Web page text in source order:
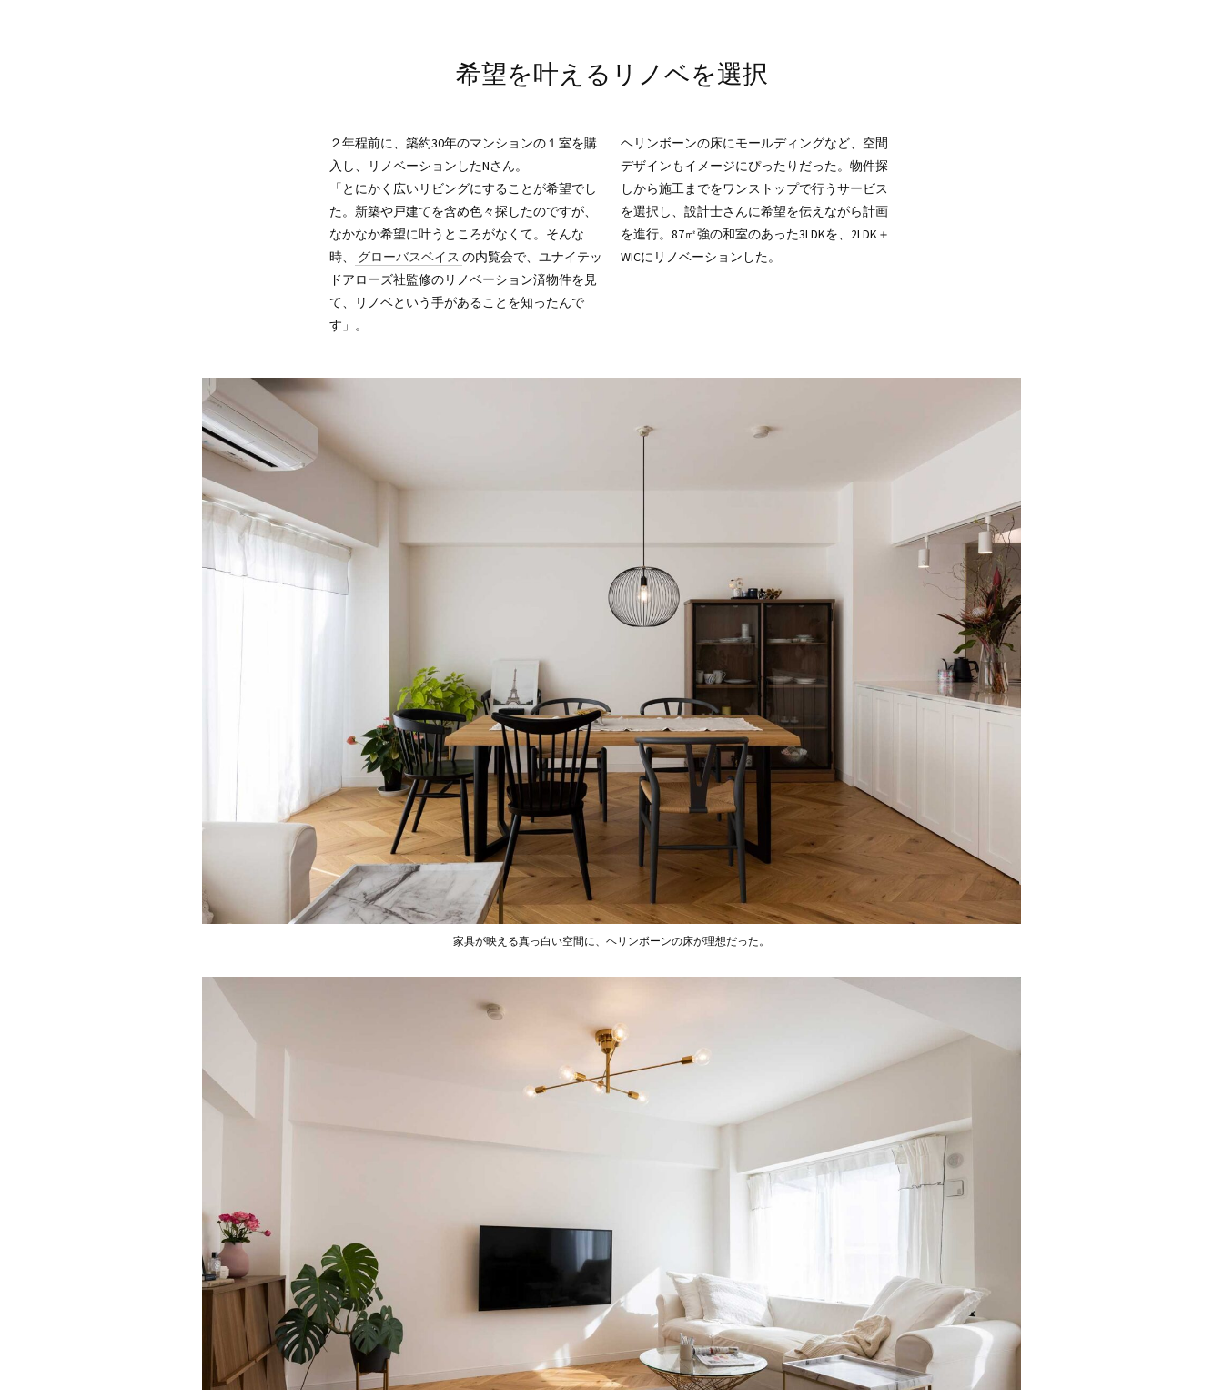
希望を叶えるリノベを選択
２年程前に、築約30年のマンションの１室を購
入し、リノベーションしたNさん。
「とにかく広いリビングにすることが希望でし
た。新築や戸建てを含め色々探したのですが、
なかなか希望に叶うところがなくて。そんな
時、
グローバスベイス の内覧会で、ユナイテッ
ドアローズ社監修のリノベーション済物件を見
て、リノベという手があることを知ったんで
す」。
ヘリンボーンの床にモールディングなど、空間
デザインもイメージにぴったりだった。物件探
しから施工までをワンストップで行うサービス
を選択し、設計士さんに希望を伝えながら計画
を進行。87㎡強の和室のあった3LDKを、2LDK＋
WICにリノベーションした。
家具が映える真っ白い空間に、ヘリンボーンの床が理想だった。